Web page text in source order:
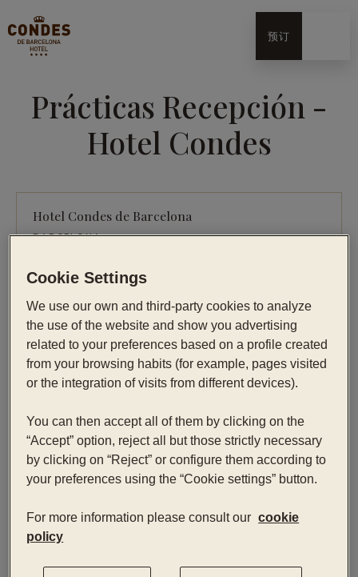
预订
Prácticas Recepción -
Hotel Condes
Hotel Condes de Barcelona
BARCELONA
ESTUDIOS MÍNIMOS
Cursando Turismo, Hotel Management o relacionado
EXPERIENCIA MÍNIMA
No es necesaria experiencia previa.
Nivel alto de inglés y castellano
Cookie Settings
We use our own and third-party cookies to analyze
the use of the website and show you advertising
related to your preferences based on a profile created
from your browsing habits (for example, pages visited
or the integration of visits from different devices).
You can then accept all of them by clicking on the
“Accept” option, reject all but those strictly necessary
by clicking on “Reject” or configure them according to
your preferences using the “Cookie settings” button.
For more information please consult our cookie
policy